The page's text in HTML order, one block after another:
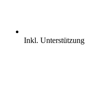
Inkl. Unterstützung